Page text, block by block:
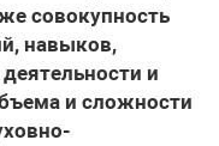
совокупность
навыков,
и
и сложности